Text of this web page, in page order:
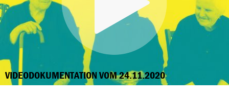
VIDEODOKUMENTATION VOM 24.11.2020